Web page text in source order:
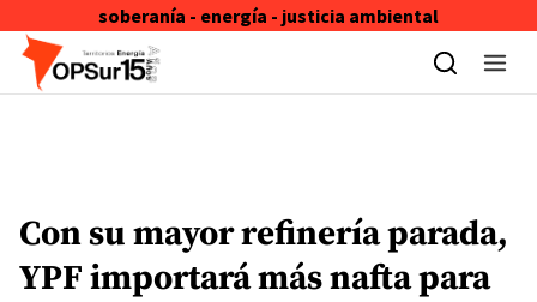
soberanía - energía - justicia ambiental
Skip to content
Con su mayor refinería parada,
YPF importará más nafta para